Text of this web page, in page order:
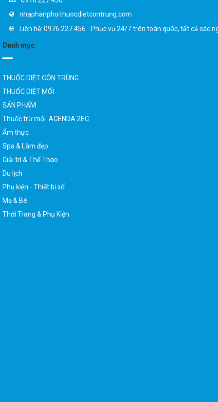
THUỐC DIỆT CÔN TRÙNG
THUỐC DIỆT MỐI
SẢN PHẨM
Ẩm thực